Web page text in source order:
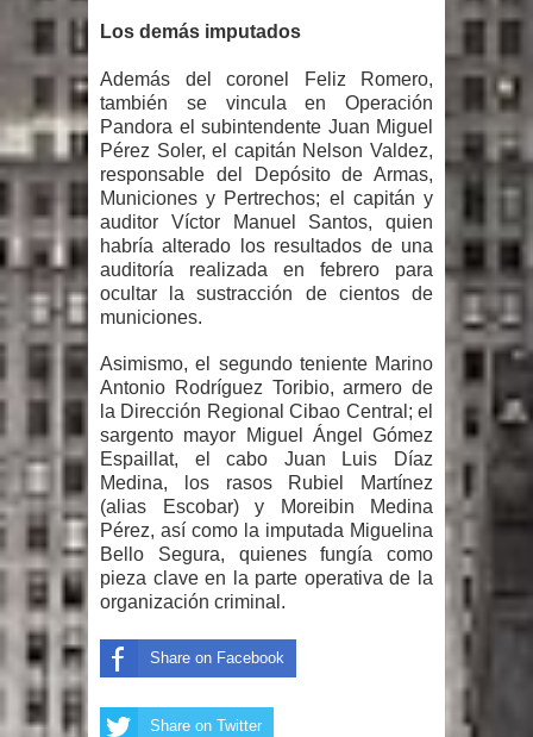
Los demás imputados
Además del coronel Feliz Romero,
también se vincula en Operación
Pandora el subintendente Juan Miguel
Pérez Soler, el capitán Nelson Valdez,
responsable del Depósito de Armas,
Municiones y Pertrechos; el capitán y
auditor Víctor Manuel Santos, quien
habría alterado los resultados de una
auditoría realizada en febrero para
ocultar la sustracción de cientos de
municiones.
Asimismo, el segundo teniente Marino
Antonio Rodríguez Toribio, armero de
la Dirección Regional Cibao Central; el
sargento mayor Miguel Ángel Gómez
Espaillat, el cabo Juan Luis Díaz
Medina, los rasos Rubiel Martínez
(alias Escobar) y Moreibin Medina
Pérez, así como la imputada Miguelina
Bello Segura, quienes fungía como
pieza clave en la parte operativa de la
organización criminal.
Share on Facebook
Share on Twitter